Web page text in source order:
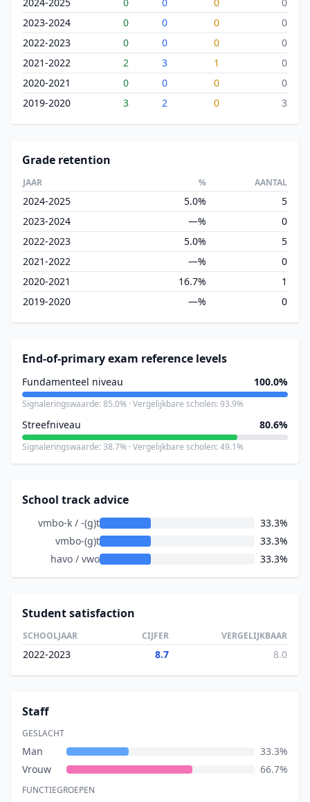
2023-2024
0 0 0
0
2022-2023
0 0 0
0
2021-2022
2 3 1
0
2020-2021
0 0 0
0
2019-2020
3 2 0 3
Grade retention
JAAR % AANTAL
2024-2025 5.0%
5
2023-2024
—%
0
2022-2023
5.0%
5
2021-2022
—%
0
2020-2021
16.7%
1
2019-2020
—% 0
End-of-primary exam reference levels
Fundamenteel niveau 100.0%
Signaleringswaarde: 85.0% · Vergelijkbare scholen: 93.9%
Streefniveau 80.6%
Signaleringswaarde: 38.7% · Vergelijkbare scholen: 49.1%
School track advice
vmbo-k / -(g)t
33.3%
vmbo-(g)t
33.3%
havo / vwo
33.3%
Student satisfaction
SCHOOLJAAR CIJFER VERGELIJKBAAR
2022-2023 8.7 8.0
Staff
GESLACHT
Man
33.3%
Vrouw
66.7%
FUNCTIEGROEPEN